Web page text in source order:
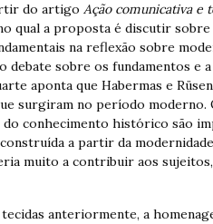
do artigo Ação comunicativa e
qual a proposta é discutir
na reflexão sobre
debate sobre os fundamentos e
aponta que Habermas e
surgiram no período moderno.
conhecimento histórico são
a partir da
muito a contribuir aos
anteriormente, a